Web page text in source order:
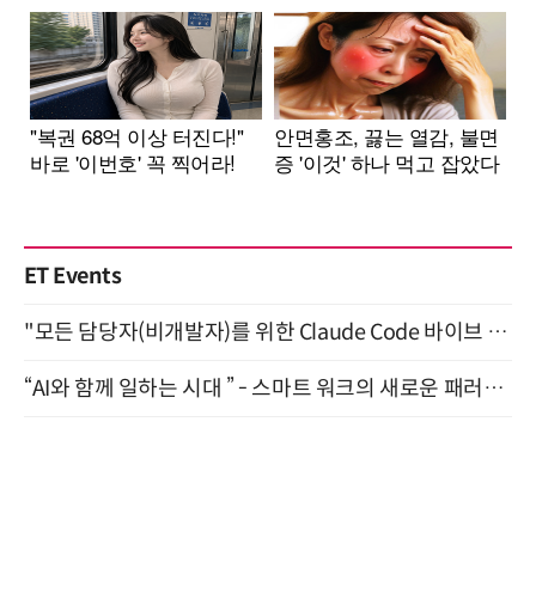
ET Events
"모든 담당자(비개발자)를 위한 Claude Code 바이브 코딩 2-day 부트캠프" 9월 16~17일 개최
“AI와 함께 일하는 시대 ” - 스마트 워크의 새로운 패러다임 (9/11)